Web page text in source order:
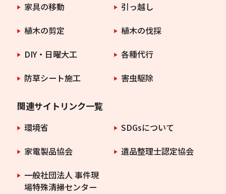
家具の移動
引っ越し
植木の剪定
植木の伐採
DIY・日曜大工
各種代行
防草シート施工
害虫駆除
関連サイトリンク一覧
環境省
SDGsについて
家電製品協会
遺品整理士認定協会
一般社団法人 事件現
場特殊清掃センター